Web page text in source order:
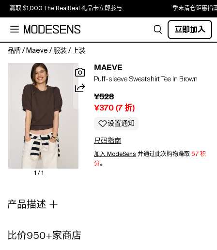
赢取 $1,000 The RealReal 礼品卡立即参与 季末清仓钜惠指
立即加入
品牌 / Maeve / 服装 /
上装
sleeves
Pullover
Imported
Shirt
1 / 1
MAEVE
Puff-sleeve Sweatshirt Tee In Brown
¥528
¥370(7折)
设置通知
尺码指南
加入 ModeSens 并通过此次购物赚取 57 积
分。
产品描述
比价950+家商店